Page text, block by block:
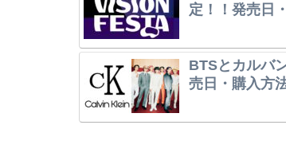
定！！発売日
BTSとカルバ
売日・購入方